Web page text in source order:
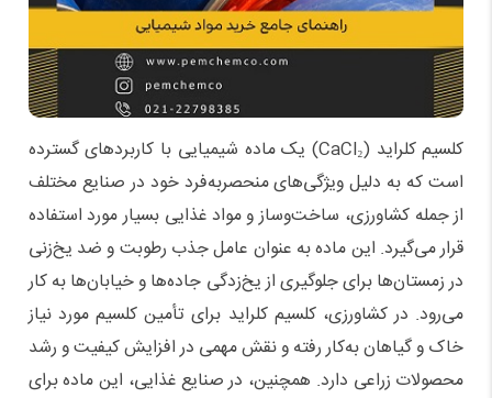
کلسیم کلراید (CaCl₂) یک ماده شیمیایی با کاربردهای گسترده
است که به دلیل ویژگی‌های منحصربه‌فرد خود در صنایع مختلف
از جمله کشاورزی، ساخت‌وساز و مواد غذایی بسیار مورد استفاده
قرار می‌گیرد. این ماده به عنوان عامل جذب رطوبت و ضد یخ‌زنی
در زمستان‌ها برای جلوگیری از یخ‌زدگی جاده‌ها و خیابان‌ها به کار
می‌رود. در کشاورزی، کلسیم کلراید برای تأمین کلسیم مورد نیاز
خاک و گیاهان به‌کار رفته و نقش مهمی در افزایش کیفیت و رشد
محصولات زراعی دارد. همچنین، در صنایع غذایی، این ماده برای